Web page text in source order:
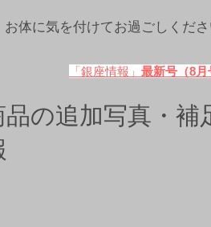
体に気を付けてお過ごしくださ
「銀座情報」 最新号（8月
の追加写真・補